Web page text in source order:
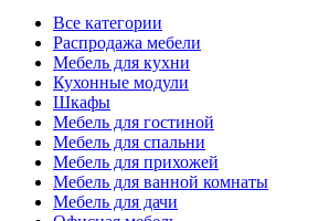
Все категории
Распродажа мебели
Мебель для кухни
Кухонные модули
Шкафы
Мебель для гостиной
Мебель для спальни
Мебель для прихожей
Мебель для ванной комнаты
Мебель для дачи